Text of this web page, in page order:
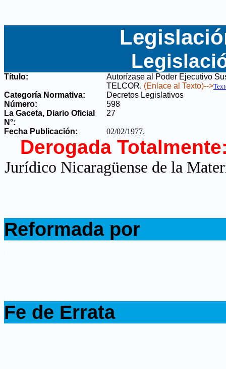
Título:
Autorízase al Poder Ejecutivo
TELCOR. (Enlace al Texto)-->
Categoría Normativa:
Decretos Legislativos
Número:
598
La Gaceta, Diario Oficial
N°:
27
Fecha Publicación: 02/02/1977.
Derogada
Jurídico Nicaragüense de la
Reformada por
Fe de Errata